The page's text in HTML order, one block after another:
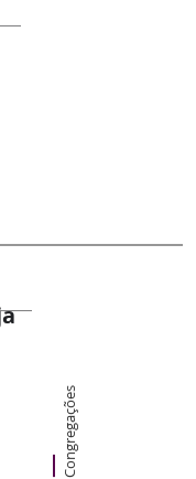
Congregações